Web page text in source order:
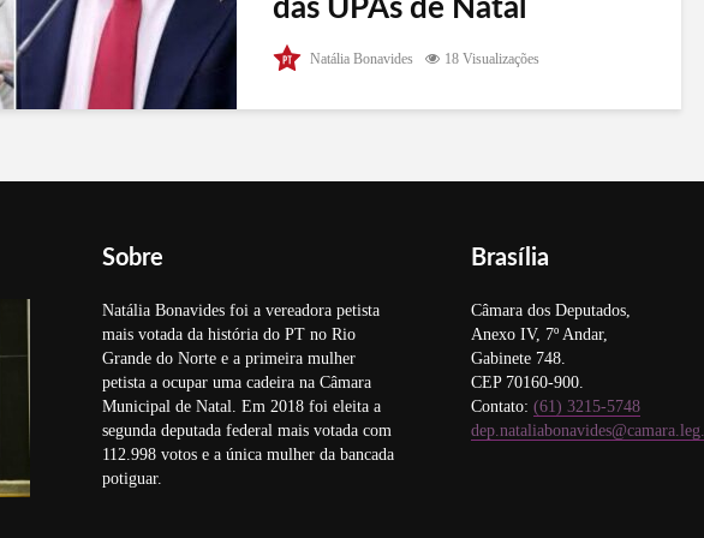
das UPAs de Natal
O conselheiro relator do processo que corre no
Tribuna de Contas do Rio Grande do Norte, sobre
Natália Bonavides 18 Visualizações
Sobre
Natália Bonavides foi a vereadora petista
mais votada da história do PT no Rio
Grande do Norte e a primeira mulher
petista a ocupar uma cadeira na Câmara
Municipal de Natal. Em 2018 foi eleita a
segunda deputada federal mais votada com
112.998 votos e a única mulher da bancada
potiguar.
Brasília
Câmara dos Deputados,
Anexo IV, 7º Andar,
Gabinete 748.
CEP 70160-900.
Contato: (61) 3215-5748